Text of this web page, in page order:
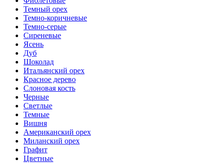
Темный орех
Темно-коричневые
Темно-серые
Сиреневые
Ясень
Дуб
Шоколад
Итальянский орех
Красное дерево
Слоновая кость
Черные
Светлые
Темные
Вишня
Американский орех
Миланский орех
Графит
Цветные